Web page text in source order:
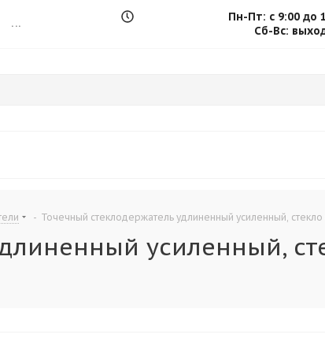
...
Пн-Пт: с 9:00 до
Сб-Вс:
- Точечный стеклодержатель удлиненный усиленный,
усиленный,